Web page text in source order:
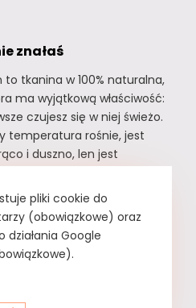
znałaś
to tkanina w 100% naturalna,
ma wyjątkową właściwość:
czujesz się w niej świeżo.
temperatura rośnie, jest
i duszno, len jest
o lnie, których
nie znałaś. Fakty
których nie znałaś Lnu nie
prasować. Wystarczy tzw.
pliki cookie do
(obowiązkowe) oraz
działania Google